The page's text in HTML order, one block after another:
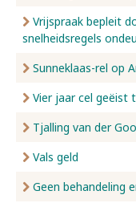
Vrijspraak bepleit
snelheidsregels
Sunneklaas-rel op
Vier jaar cel geëist
Tjalling van der
Vals geld
Geen behandeling